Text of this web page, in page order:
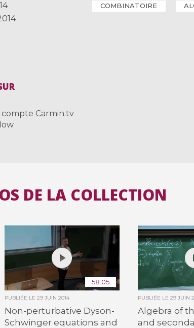
COMBINATOIRE
Carmin.tv
DE LA COLLECTION
58:05
PUBLIÉE LE29 JUIN 2014
Non-perturbative Dyson-
Schwinger equations and
PUBLIÉE LE 29 JUIN
Algebra of
and